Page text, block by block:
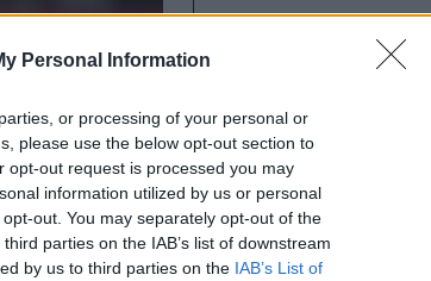
Personal Information
or processing of your personal or
please use the below opt-out section to
opt-out request is processed you may
information utilized by us or personal
out. You may separately opt-out of the
parties on the IAB’s list of downstream
by us to third parties on the IAB’s List of